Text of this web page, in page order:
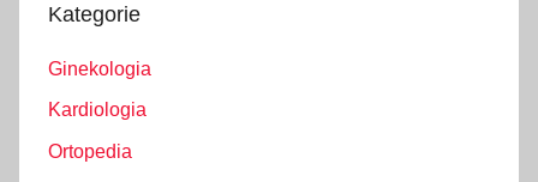
Kategorie
Ginekologia
Kardiologia
Ortopedia